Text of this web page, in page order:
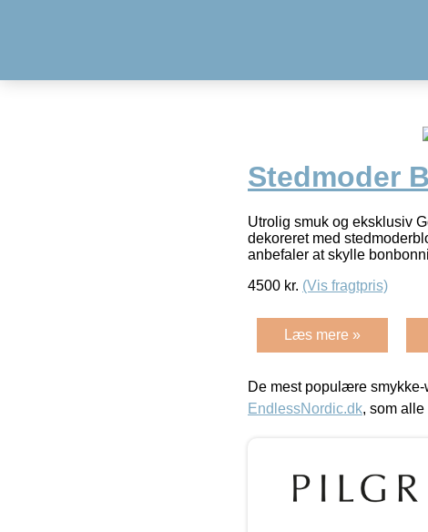
Stedmoder
Utrolig smuk og eksklusiv
dekoreret med
anbefaler at skylle
4500 kr. (Vis fragtpris)
Læs mere »
De mest populære
EndlessNordic.dk, som